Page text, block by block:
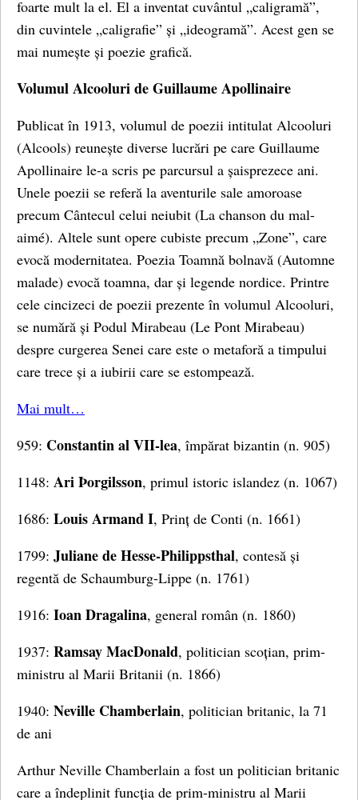
foarte mult la el. El a inventat cuvântul „caligramă”,
din cuvintele „caligrafie” și „ideogramă”. Acest gen se
mai numește și poezie grafică.
Volumul Alcooluri de Guillaume Apollinaire
Publicat în 1913, volumul de poezii intitulat Alcooluri
(Alcools) reunește diverse lucrări pe care Guillaume
Apollinaire le-a scris pe parcursul a șaisprezece ani.
Unele poezii se referă la aventurile sale amoroase
precum Cântecul celui neiubit (La chanson du mal-
aimé). Altele sunt opere cubiste precum „Zone”, care
evocă modernitatea. Poezia Toamnă bolnavă (Automne
malade) evocă toamna, dar și legende nordice. Printre
cele cincizeci de poezii prezente în volumul Alcooluri,
se numără și Podul Mirabeau (Le Pont Mirabeau)
despre curgerea Senei care este o metaforă a timpului
care trece și a iubirii care se estompează.
Mai mult…
959: Constantin al VII-lea, împărat bizantin (n. 905)
1148: Ari Þorgilsson, primul istoric islandez (n. 1067)
1686: Louis Armand I, Prinț de Conti (n. 1661)
1799: Juliane de Hesse-Philippsthal, contesă și
regentă de Schaumburg-Lippe (n. 1761)
1916: Ioan Dragalina, general român (n. 1860)
1937: Ramsay MacDonald, politician scoțian, prim-
ministru al Marii Britanii (n. 1866)
1940: Neville Chamberlain, politician britanic, la 71
de ani
Arthur Neville Chamberlain a fost un politician britanic
care a îndeplinit funcția de prim-ministru al Marii